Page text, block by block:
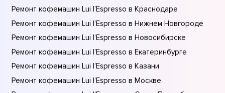
Ремонт кофемашин Lui l’Espresso в Краснодаре
Ремонт кофемашин Lui l’Espresso в Нижнем Новгороде
Ремонт кофемашин Lui l’Espresso в Новосибирске
Ремонт кофемашин Lui l’Espresso в Екатеринбурге
Ремонт кофемашин Lui l’Espresso в Казани
Ремонт кофемашин Lui l’Espresso в Москве